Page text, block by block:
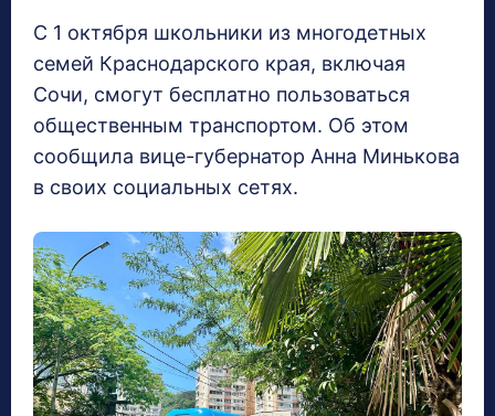
С 1 октября школьники из многодетных
семей Краснодарского края, включая
Сочи, смогут бесплатно пользоваться
общественным транспортом. Об этом
сообщила вице-губернатор Анна Минькова
в своих социальных сетях.